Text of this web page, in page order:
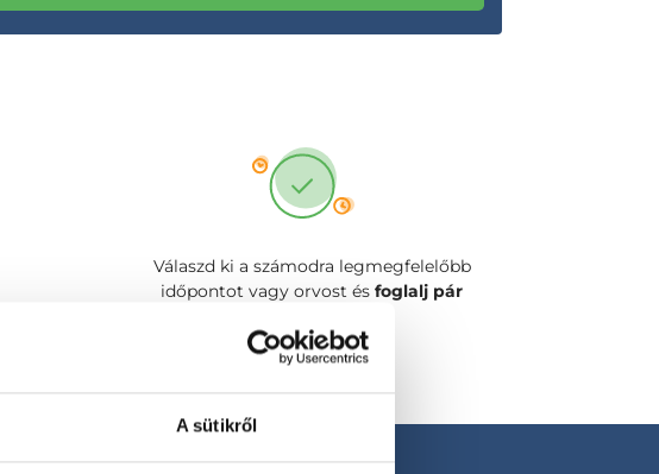
A sütikről
Válaszd ki a számodra legmegfelelőbb
időpontot vagy orvost és foglalj pár